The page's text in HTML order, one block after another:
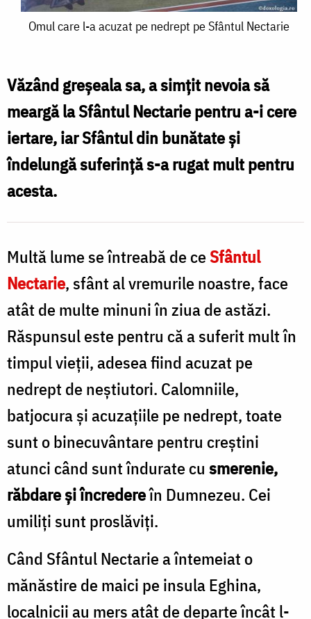
Omul
a
acuzat
pe
nedrept
pe
Sfântul
Omul care l-a acuzat pe nedrept pe Sfântul Nectarie
Văzând greșeala sa, a simțit nevoia să
meargă la Sfântul Nectarie pentru a-i cere
iertare, iar Sfântul din bunătate și
îndelungă suferință s-a rugat mult pentru
acesta.
Multă lume se întreabă de ceSfântul
Nectarie, sfânt al vremurile noastre, face
atât de multe minuni în ziua de astăzi.
Răspunsul este pentru că a suferit mult în
timpul vieții, adesea fiind acuzat pe
nedrept de neștiutori. Calomniile,
batjocura și acuzațiile pe nedrept, toate
sunt o binecuvântare pentru creștini
atunci când sunt îndurate cu smerenie,
răbdare și încredereîn Dumnezeu. Cei
umiliți sunt proslăviți.
Când Sfântul Nectarie a întemeiat o
mănăstire de maici pe insula Eghina,
localnicii au mers atât de departe încât l-